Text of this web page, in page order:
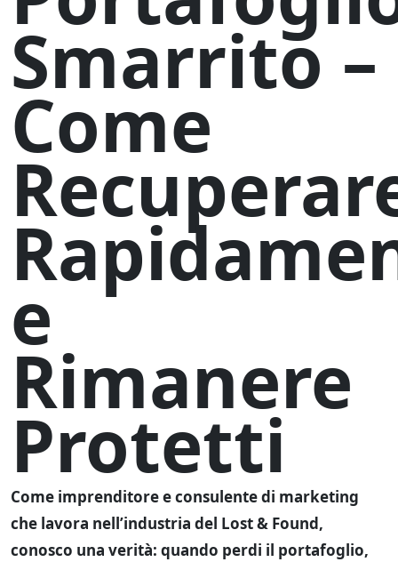
Smarrito –
Come
e
Rimanere
Protetti
Come imprenditore e consulente di marketing
che lavora nell’industria del Lost & Found,
conosco una verità: quando perdi il portafoglio,